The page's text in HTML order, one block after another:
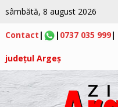
sâmbătă, 8 august 2026
Contact | | 0737 035 999|
județul Argeș